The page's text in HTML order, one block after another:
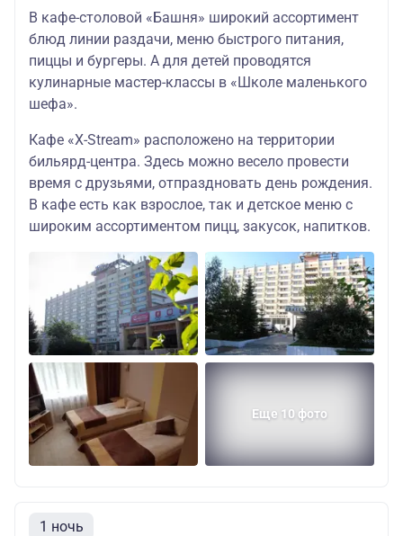
В кафе-столовой «Башня» широкий ассортимент
блюд линии раздачи, меню быстрого питания,
пиццы и бургеры. А для детей проводятся
кулинарные мастер-классы в «Школе маленького
шефа».
Кафе «X-Stream» расположено на территории
бильярд-центра. Здесь можно весело провести
время с друзьями, отпраздновать день рождения.
В кафе есть как взрослое, так и детское меню с
широким ассортиментом пицц, закусок, напитков.
Еще 10 фото
1 ночь